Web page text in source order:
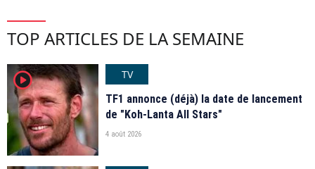
TOP ARTICLES DE LA SEMAINE
player2
TV
TF1 annonce (déjà) la date de lancement
de "Koh-Lanta All Stars"
4 août 2026